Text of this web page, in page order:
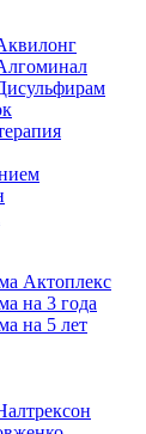
Актоплекс
на 3 года
на 5 лет